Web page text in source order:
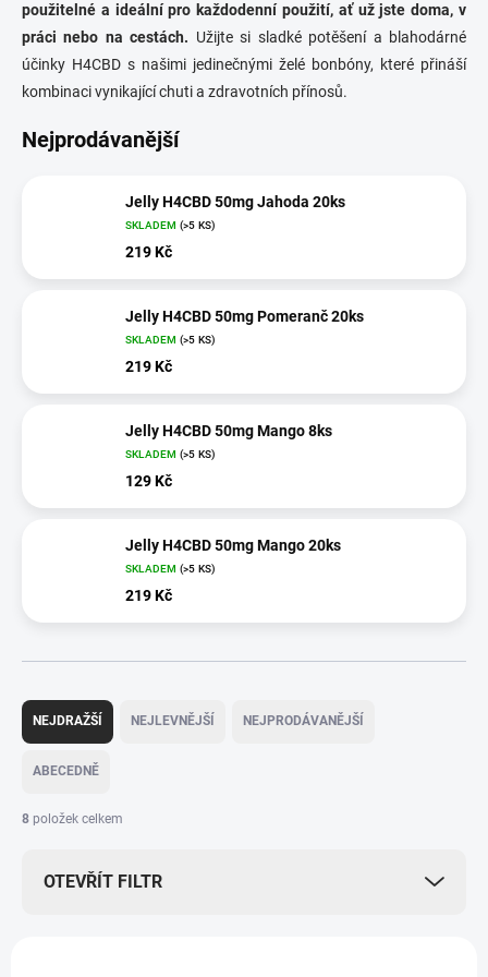
použitelné a ideální pro každodenní použití, ať už jste doma, v
práci nebo na cestách. Užijte si sladké potěšení a blahodárné
účinky H4CBD s našimi jedinečnými želé bonbóny, které přináší
kombinaci vynikající chuti a zdravotních přínosů.
Nejprodávanější
Jelly H4CBD 50mg Jahoda 20ks
SKLADEM (>5 KS)
219 Kč
Jelly H4CBD 50mg Pomeranč 20ks
SKLADEM (>5 KS)
219 Kč
Jelly H4CBD 50mg Mango 8ks
SKLADEM (>5 KS)
129 Kč
Jelly H4CBD 50mg Mango 20ks
SKLADEM (>5 KS)
219 Kč
Ř
z
í
NEJDRAŽŠÍ NEJLEVNĚJŠÍ NEJPRODÁVANĚJŠÍ
ABECEDNĚ
8 položek celkem
OTEVŘÍT FILTR